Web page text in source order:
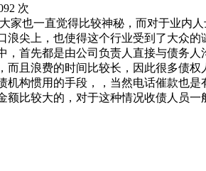
次
家也一直觉得比较神秘，而对于业内
尖上，也使得这个行业受到了大众的
首先都是由公司负责人直接与债务
且浪费的时间比较长，因此很多债
构惯用的手段，，当然电话催款也
额比较大的，对于这种情况收债人员